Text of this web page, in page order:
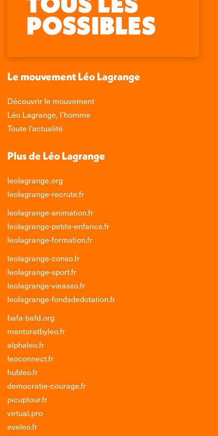
Facebook
s'ouvre
une
fenêtre
page
X
s'ouvre
une
fenêtre
page
LinkedIn
s'ouvre
une
fenêtre
page
Instagram
s'ouvre
une
nouvelle
fenêtre
Le mouvement Léo Lagrange
Découvrir le mouvement
Léo Lagrange, l’homme
Toute l’actualité
Plus de Léo Lagrange
leolagrange.org
leolagrange-recrute.fr
leolagrange-animation.fr
leolagrange-petite-enfance.fr
leolagrange-formation.fr
leolagrange-conso.fr
leolagrange-sport.fr
leolagrange-vieasso.fr
leolagrange-fondsdedotation.fr
bafa-bafd.org
mentoratbyleo.fr
alphaleo.fr
leoconnect.fr
hubleo.fr
democratie-courage.fr
picuptour.fr
virtual.pro
eveleo.fr